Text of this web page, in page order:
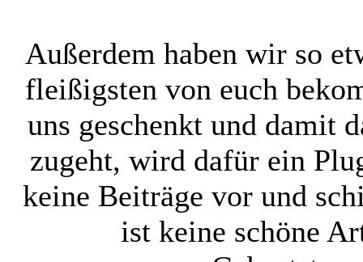
Außerdem haben wir so
fleißigsten von euch
uns geschenkt und damit
zugeht, wird dafür ein
keine Beiträge vor und
ist keine schöne